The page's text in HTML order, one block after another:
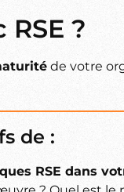
?
de votre
de :
RSE dans